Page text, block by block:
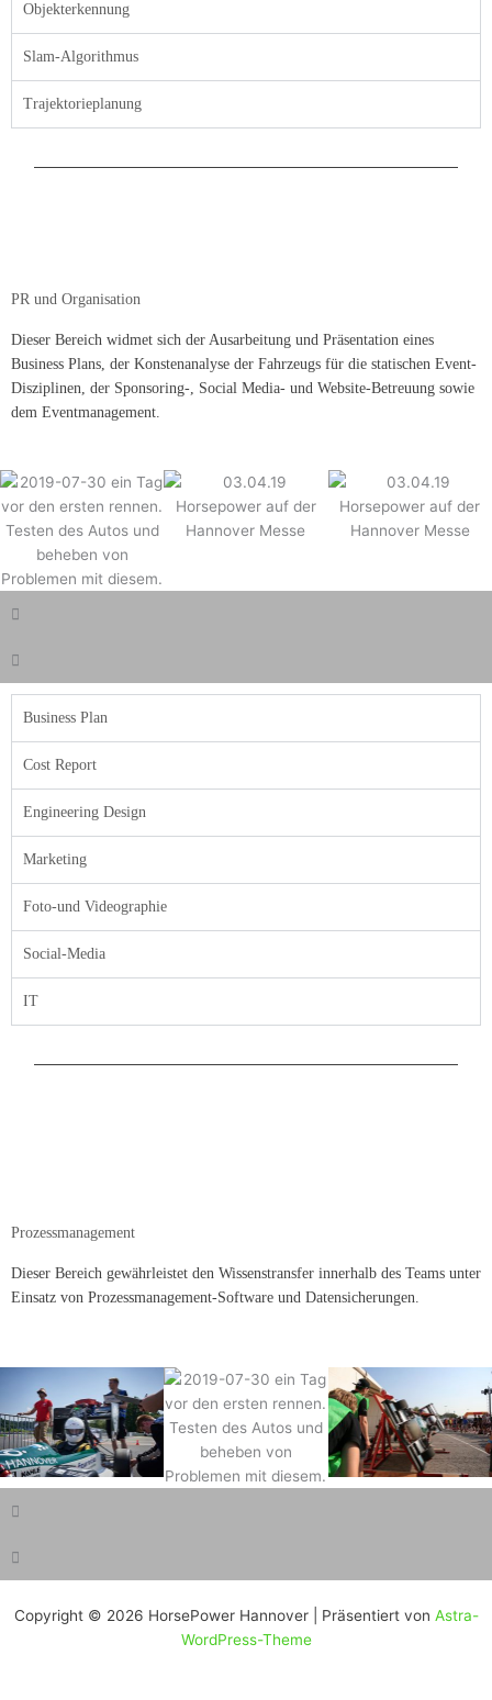
Objekterkennung
Slam-Algorithmus
Trajektorieplanung
PR und Organisation
Dieser Bereich widmet sich der Ausarbeitung und Präsentation eines
Business Plans, der Konstenanalyse der Fahrzeugs für die statischen Event-
Disziplinen, der Sponsoring-, Social Media- und Website-Betreuung sowie
dem Eventmanagement.
Business Plan
Cost Report
Engineering Design
Marketing
Foto-und Videographie
Social-Media
IT
Prozessmanagement
Dieser Bereich gewährleistet den Wissenstransfer innerhalb des Teams unter
Einsatz von Prozessmanagement-Software und Datensicherungen.
Copyright © 2026 HorsePower Hannover | Präsentiert von Astra-
WordPress-Theme